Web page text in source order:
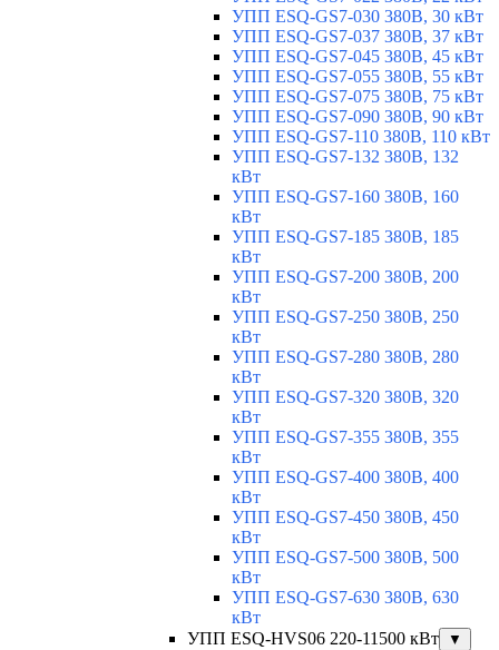
УПП ESQ-GS7-030 380В, 30 кВт
УПП ESQ-GS7-037 380В, 37 кВт
УПП ESQ-GS7-045 380В, 45 кВт
УПП ESQ-GS7-055 380В, 55 кВт
УПП ESQ-GS7-075 380В, 75 кВт
УПП ESQ-GS7-090 380В, 90 кВт
УПП ESQ-GS7-110 380В, 110 кВт
УПП ESQ-GS7-132 380В, 132
кВт
УПП ESQ-GS7-160 380В, 160
кВт
УПП ESQ-GS7-185 380В, 185
кВт
УПП ESQ-GS7-200 380В, 200
кВт
УПП ESQ-GS7-250 380В, 250
кВт
УПП ESQ-GS7-280 380В, 280
кВт
УПП ESQ-GS7-320 380В, 320
кВт
УПП ESQ-GS7-355 380В, 355
кВт
УПП ESQ-GS7-400 380В, 400
кВт
УПП ESQ-GS7-450 380В, 450
кВт
УПП ESQ-GS7-500 380В, 500
кВт
УПП ESQ-GS7-630 380В, 630
кВт
УПП ESQ-HVS06 220-11500 кВт
▼